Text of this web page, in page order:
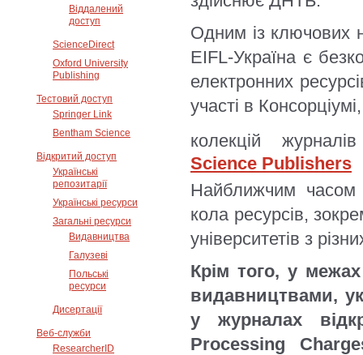
Віддалений
доступ
ScienceDirect
Oxford University
Publishing
Тестовий доступ
Springer Link
Bentham Science
Відкритий доступ
Українські
репозитарії
Українські ресурси
Загальні ресурси
Видавництва
Галузеві
Польські
ресурси
Дисертації
Веб-служби
ResearcherID
Одним із ключових
EIFL-Україна є
електронних
участі в
колекцій
Science Publishers
Найближчим часом
кола ресурсів,
університетів з
Крім того, у
видавництвами,
у журналах
Processing